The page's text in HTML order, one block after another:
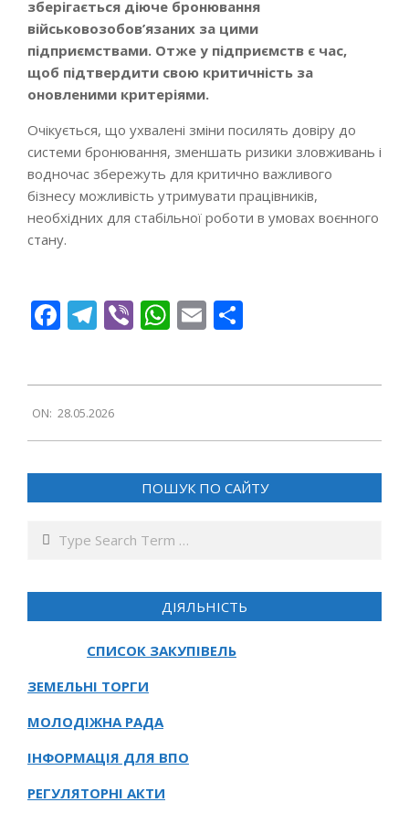
зберігається діюче бронювання
військовозобов’язаних за цими
підприємствами. Отже у підприємств є час,
щоб підтвердити свою критичність за
оновленими критеріями.
Очікується, що ухвалені зміни посилять довіру до
системи бронювання, зменшать ризики зловживань і
водночас збережуть для критично важливого
бізнесу можливість утримувати працівників,
необхідних для стабільної роботи в умовах воєнного
стану.
Facebook
Telegram
ViberWhatsApp
Email
05-
28
ON: 28.05.2026
ПОШУК ПО САЙТУ
Search
ДІЯЛЬНІСТЬ
СПИСОК ЗАКУПІВЕЛЬ
ЗЕМЕЛЬНІ ТОРГИ
МОЛОДІЖНА РАДА
ІНФОРМАЦІЯ ДЛЯ ВПО
РЕГУЛЯТОРНІ АКТИ